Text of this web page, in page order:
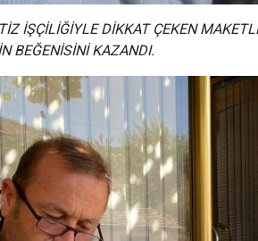
İŞÇİLİĞİYLE DİKKAT ÇEKEN
BEĞENİSİNİ KAZANDI.